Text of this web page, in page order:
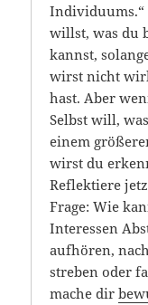
Individuums.“
willst, was du
kannst,
wirst nicht
hast. Aber
Selbst will,
einem
wirst du
Reflektiere
Frage: Wie
Interessen
aufhören,
streben oder
mache dir